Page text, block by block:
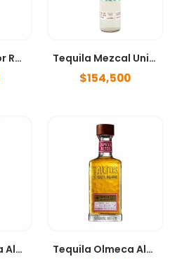
Tequila Jimador Reposado 700 ml Tequila Mezcal Unión Joven 700ml
$154,500
Tequila Olmeca Altos Plata 700ml Tequila Olmeca Altos Reposado 700ml